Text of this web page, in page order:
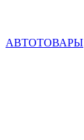
АВТОТОВАРЫ